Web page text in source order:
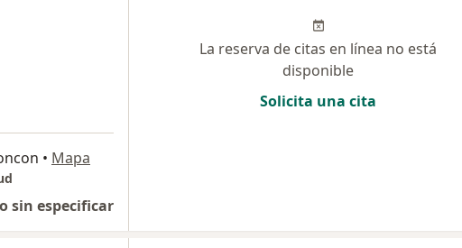
• Mapa
sin especificar
La reserva de citas en línea no está
disponible
Solicita una cita